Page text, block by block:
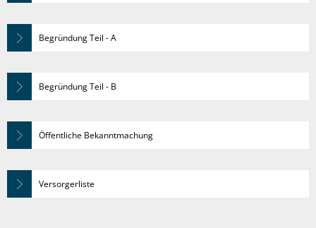
Begründung Teil - A
Begründung Teil - B
Öffentliche Bekanntmachung
Versorgerliste